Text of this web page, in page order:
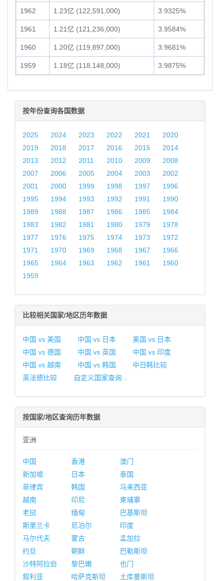
1962 1.23亿 (122,591,000) 3.9325%
1961 1.21亿 (121,236,000) 3.9584%
1960 1.20亿 (119,897,000) 3.9681%
1959 1.18亿 (118,148,000) 3.9875%
按年份查询各国数据
2025 2024 2023 2022 2021
2020
2019
2018 2017 2016 2015
2014
2013
2012 2011 2010 2009
2008
2007
2006 2005 2004 2003
2002
2001
2000 1999 1998 1997
1996
1995
1994 1993 1992 1991
1990
1989
1988 1987 1986 1985
1984
1983
1982 1981 1980 1979
1978
1977
1976 1975 1974 1973
1972
1971
1970 1969 1968 1967
1966
1965
1964 1963 1962 1961
1960
1959
比较相关国家/地区历年数据
中国 vs 美国 中国 vs 日本
美国 vs 日本
中国 vs 德国
中国 vs 英国
中国 vs 印度
中国 vs 越南
中国 vs 韩国
中日韩比较
英法德比较
自定义国家查询...
按国家/地区查询历年数据
亚洲
中国 香港
澳门
新加坡
日本
泰国
菲律宾
韩国
马来西亚
越南
印尼
柬埔寨
老挝
缅甸
巴基斯坦
斯里兰卡
尼泊尔
印度
马尔代夫
蒙古
孟加拉
约旦
朝鲜
巴勒斯坦
沙特阿拉伯
黎巴嫩
也门
叙利亚
哈萨克斯坦
土库曼斯坦